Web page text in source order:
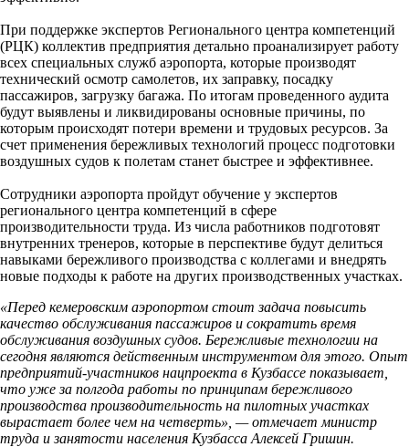
При поддержке экспертов Регионального центра компетенций
(РЦК) коллектив предприятия детально проанализирует работу
всех специальных служб аэропорта, которые производят
технический осмотр самолетов, их заправку, посадку
пассажиров, загрузку багажа. По итогам проведенного аудита
будут выявлены и ликвидированы основные причины, по
которым происходят потери времени и трудовых ресурсов. За
счет применения бережливых технологий процесс подготовки
воздушных судов к полетам станет быстрее и эффективнее.
Сотрудники аэропорта пройдут обучение у экспертов
регионального центра компетенций в сфере
производительности труда. Из числа работников подготовят
внутренних тренеров, которые в перспективе будут делиться
навыками бережливого производства с коллегами и внедрять
новые подходы к работе на других производственных участках.
«Перед кемеровским аэропортом стоит задача повысить
качество обслуживания пассажиров и сократить время
обслуживания воздушных судов. Бережливые технологии на
сегодня являются действенным инструментом для этого. Опыт
предприятий-участников нацпроекта в Кузбассе показывает,
что уже за полгода работы по принципам бережливого
производства производительность на пилотных участках
вырастает более чем на четверть», — отмечает министр
труда и занятости населения Кузбасса Алексей Гришин.